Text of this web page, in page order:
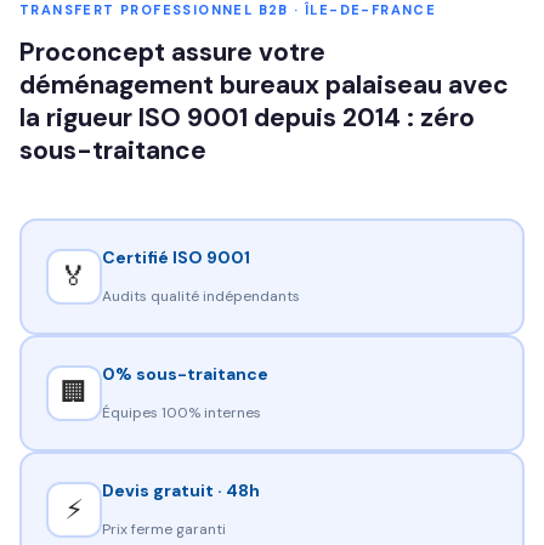
TRANSFERT PROFESSIONNEL B2B · ÎLE-DE-FRANCE
Proconcept assure votre
déménagement bureaux palaiseau avec
la rigueur ISO 9001 depuis 2014 : zéro
sous-traitance
🏅
Certifié ISO 9001
Audits qualité indépendants
🏢
0% sous-traitance
Équipes 100% internes
⚡
Devis gratuit · 48h
Prix ferme garanti